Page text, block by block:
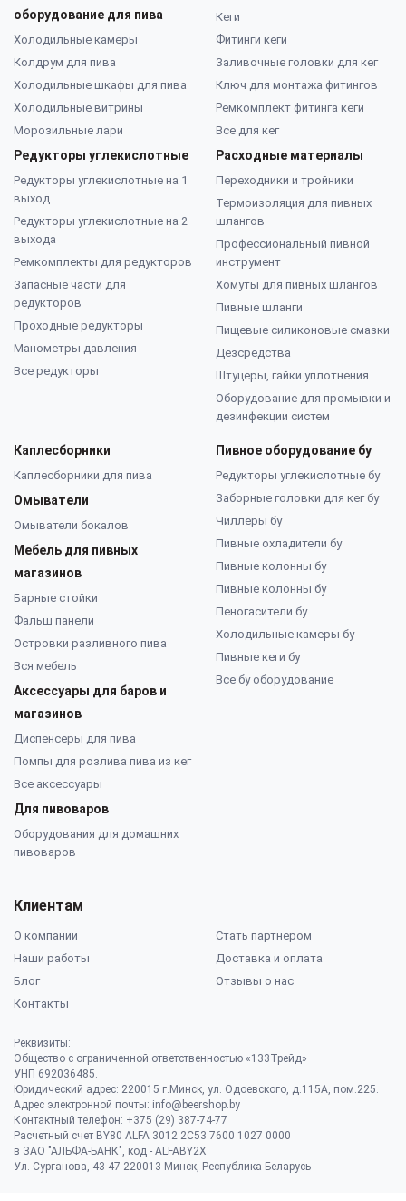
оборудование для пива
Холодильные камеры
Колдрум для пива
Холодильные шкафы для пива
Холодильные витрины
Морозильные лари
Редукторы углекислотные
Редукторы углекислотные на 1
выход
Редукторы углекислотные на 2
выхода
Ремкомплекты для редукторов
Запасные части для
редукторов
Проходные редукторы
Манометры давления
Все редукторы
Кеги
Фитинги кеги
Заливочные головки для кег
Ключ для монтажа фитингов
Ремкомплект фитинга кеги
Все для кег
Расходные материалы
Переходники и тройники
Термоизоляция для пивных
шлангов
Профессиональный пивной
инструмент
Хомуты для пивных шлангов
Пивные шланги
Пищевые силиконовые смазки
Дезсредства
Штуцеры, гайки уплотнения
Оборудование для промывки и
дезинфекции систем
Каплесборники
Каплесборники для пива
Омыватели
Омыватели бокалов
Мебель для пивных
магазинов
Барные стойки
Фальш панели
Островки разливного пива
Вся мебель
Аксессуары для баров и
магазинов
Диспенсеры для пива
Помпы для розлива пива из кег
Все аксессуары
Для пивоваров
Оборудования для домашних
пивоваров
Пивное оборудование бу
Редукторы углекислотные бу
Заборные головки для кег бу
Чиллеры бу
Пивные охладители бу
Пивные колонны бу
Пивные колонны бу
Пеногасители бу
Холодильные камеры бу
Пивные кеги бу
Все бу оборудование
Клиентам
О компании
Стать партнером
Наши работы
Доставка и оплата
Блог
Отзывы о нас
Контакты
Реквизиты:
Общество с ограниченной ответственностью «133Трейд»
УНП 692036485​.
Юридический адрес: 220015 г.Минск, ул. Одоевского, д.115А, пом.225.
Адрес электронной почты: info@beershop.by
Контактный телефон: +375 (29) 387-74-77
Расчетный счет BY80 ALFA 3012 2C53 7600 1027 0000
в ЗАО "АЛЬФА-БАНК", код - ALFABY2X
Ул. Сурганова, 43-47 220013 Минск, Республика Беларусь